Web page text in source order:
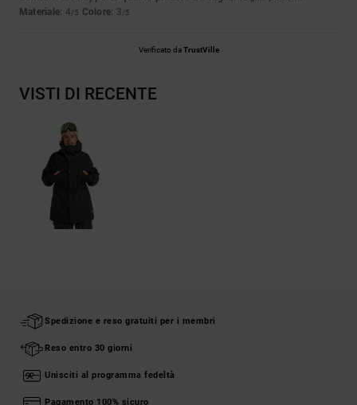
Materiale: 4/5 Colore: 3/5
Verificato daTrustVille
VISTI DI RECENTE
Spedizione e reso gratuiti per i membri
Reso entro 30 giorni
Unisciti al programma fedeltà
Pagamento 100% sicuro